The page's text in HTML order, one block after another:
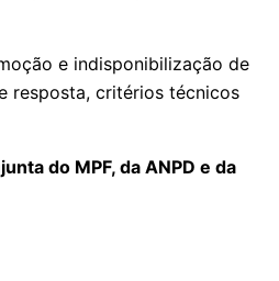
e indisponibilização de
resposta, critérios técnicos
do MPF, da ANPD e da